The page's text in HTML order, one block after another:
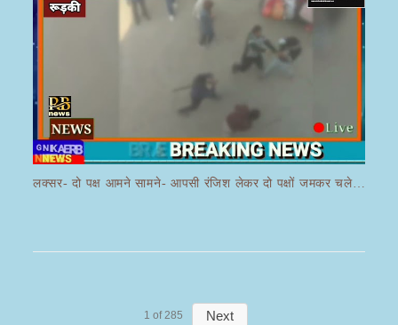
लक्सर- दो पक्ष आमने सामने- आपसी रंजिश लेकर दो पक्षों जमकर चले लाठी डंडे का वीडियो जमकर हो रहा वायरल
1 of 285 Next